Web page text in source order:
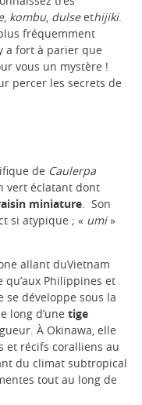
, kombu, dulseethijiki.
fréquemment
a fort à parier que
vous un mystère !
percer les secrets de
de Caulerpa
vert éclatant dont
miniature. Son
si atypique ; « umi»
allant duVietnam
qu’aux Philippines et
se développe sous la
long d’une tige
À Okinawa, elle
et récifs coralliens au
du climat subtropical
tout au long de